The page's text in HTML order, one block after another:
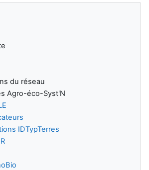
du réseau
Agro-éco-Syst'N
IDTypTerres